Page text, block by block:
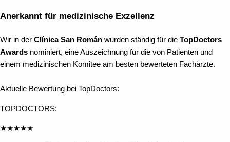
Anerkannt für medizinische Exzellenz
Wir in der Clínica San Román wurden ständig für die TopDoctors
Awards nominiert, eine Auszeichnung für die von Patienten und
einem medizinischen Komitee am besten bewerteten Fachärzte.
Aktuelle Bewertung bei TopDoctors:
TOPDOCTORS:
★★★★★